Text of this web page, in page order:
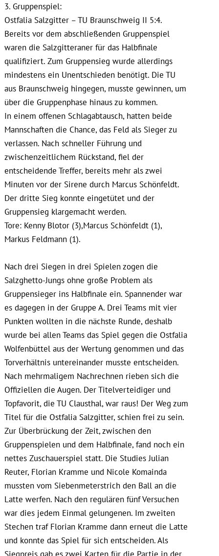
3. Gruppenspiel:
Ostfalia Salzgitter – TU Braunschweig II 5:4.
Bereits vor dem abschließenden Gruppenspiel
waren die Salzgitteraner für das Halbfinale
qualifiziert. Zum Gruppensieg wurde allerdings
mindestens ein Unentschieden benötigt. Die TU
aus Braunschweig hingegen, musste gewinnen, um
über die Gruppenphase hinaus zu kommen.
In einem offenen Schlagabtausch, hatten beide
Mannschaften die Chance, das Feld als Sieger zu
verlassen. Nach schneller Führung und
zwischenzeitlichem Rückstand, fiel der
entscheidende Treffer, bereits mehr als zwei
Minuten vor der Sirene durch Marcus Schönfeldt.
Der dritte Sieg konnte eingetütet und der
Gruppensieg klargemacht werden.
Tore: Kenny Blotor (3),Marcus Schönfeldt (1),
Markus Feldmann (1).
Nach drei Siegen in drei Spielen zogen die
Salzghetto-Jungs ohne große Problem als
Gruppensieger ins Halbfinale ein. Spannender war
es dagegen in der Gruppe A. Drei Teams mit vier
Punkten wollten in die nächste Runde, deshalb
wurde bei allen Teams das Spiel gegen die Ostfalia
Wolfenbüttel aus der Wertung genommen und das
Torverhältnis untereinander musste entscheiden.
Nach mehrmaligem Nachrechnen rieben sich die
Offiziellen die Augen. Der Titelverteidiger und
Topfavorit, die TU Clausthal, war raus! Der Weg zum
Titel für die Ostfalia Salzgitter, schien frei zu sein.
Zur Überbrückung der Zeit, zwischen den
Gruppenspielen und dem Halbfinale, fand noch ein
nettes Zuschauerspiel statt. Die Studies Julian
Reuter, Florian Kramme und Nicole Komainda
mussten vom Siebenmeterstrich den Ball an die
Latte werfen. Nach den regulären fünf Versuchen
war dies jedem Einmal gelungenen. Im zweiten
Stechen traf Florian Kramme dann erneut die Latte
und konnte das Spiel für sich entscheiden. Als